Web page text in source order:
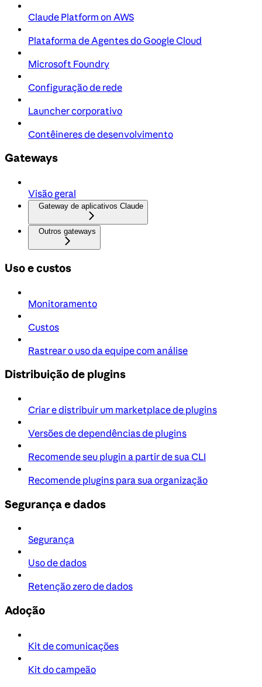
Claude Platform on AWS
Plataforma de Agentes do Google Cloud
Microsoft Foundry
Configuração de rede
Launcher corporativo
Contêineres de desenvolvimento
Gateways
Visão geral
Gateway de aplicativos Claude
Outros gateways
Uso e custos
Monitoramento
Custos
Rastrear o uso da equipe com análise
Distribuição de plugins
Criar e distribuir um marketplace de plugins
Versões de dependências de plugins
Recomende seu plugin a partir de sua CLI
Recomende plugins para sua organização
Segurança e dados
Segurança
Uso de dados
Retenção zero de dados
Adoção
Kit de comunicações
Kit do campeão